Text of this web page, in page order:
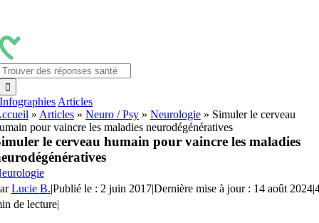
contenu
Infographies Articles
» Articles» Neuro / Psy» Neurologie» Simuler le cerveau
pour vaincre les maladies neurodégénératives
le cerveau humain pour vaincre les maladies
Lucie B.|Publié le : 2 juin 2017|Dernière mise à jour : 14 août 2024|
de lecture|